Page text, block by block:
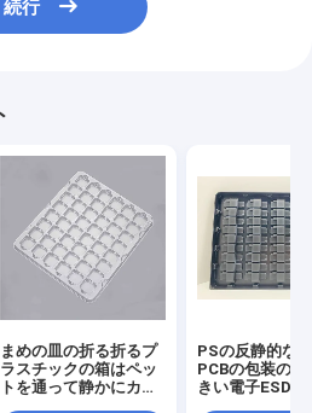
続行
まめの皿の折る折るプ
ラスチックの箱はペッ
トを通って静かにカス
PSの反静的な
PCBの包装のた
きい電子ESDの